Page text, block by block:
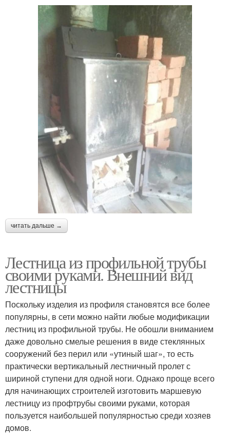
читать дальше →
Лестница из профильной трубы
своими руками. Внешний вид
лестницы
Поскольку изделия из профиля становятся все более
популярны, в сети можно найти любые модификации
лестниц из профильной трубы. Не обошли вниманием
даже довольно смелые решения в виде стеклянных
сооружений без перил или «утиный шаг», то есть
практически вертикальный лестничный пролет с
шириной ступени для одной ноги. Однако проще всего
для начинающих строителей изготовить маршевую
лестницу из профтрубы своими руками, которая
пользуется наибольшей популярностью среди хозяев
домов.